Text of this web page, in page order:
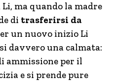
ma quando la madre
di trasferirsi da
un nuovo inizio Li
davvero una calmata:
ammissione per il
e si prende pure